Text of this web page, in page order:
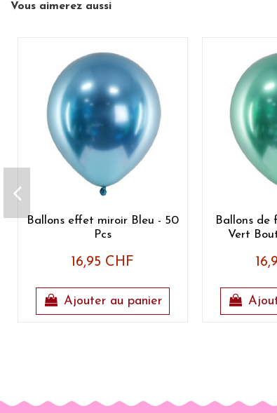
Vous aimerez aussi
Ballons effet miroir Bleu - 50
Pcs
16,95 CHF
Ajouter au panier
Ballons
Vert